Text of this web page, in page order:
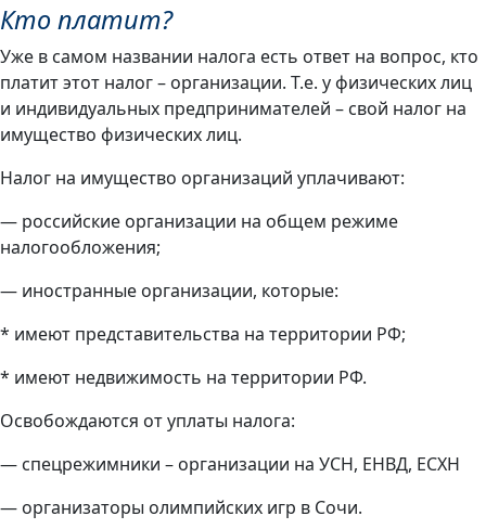
Кто платит?
Уже в самом названии налога есть ответ на вопрос, кто
платит этот налог – организации. Т.е. у физических лиц
и индивидуальных предпринимателей – свой налог на
имущество физических лиц.
Налог на имущество организаций уплачивают:
— российские организации на общем режиме
налогообложения;
— иностранные организации, которые:
* имеют представительства на территории РФ;
* имеют недвижимость на территории РФ.
Освобождаются от уплаты налога:
— спецрежимники – организации на УСН, ЕНВД, ЕСХН
— организаторы олимпийских игр в Сочи.